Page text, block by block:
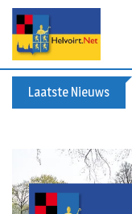
Laatste Nieuws